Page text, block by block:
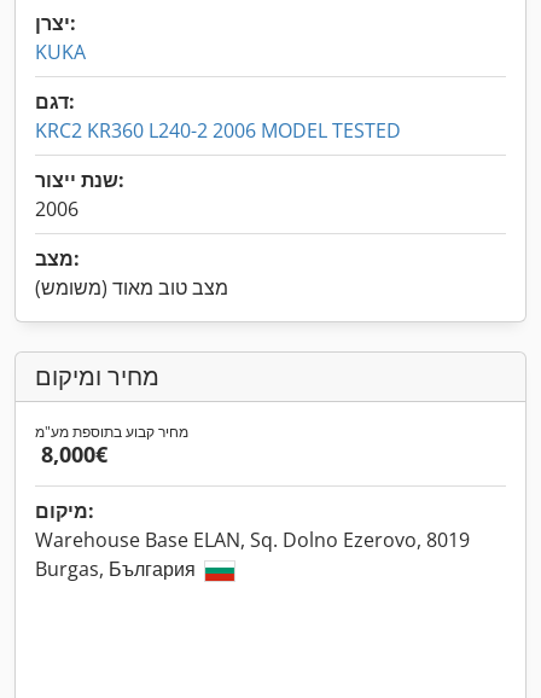
יצרן:
KUKA
דגם:
KRC2 KR360 L240-2 2006 MODEL TESTED
שנת ייצור:
2006
מצב:
מצב טוב מאוד (משומש)
מחיר ומיקום
מחיר קבוע בתוספת מע"מ
‏8,000 ‏€
מיקום:
Warehouse Base ELAN, Sq. Dolno Ezerovo, 8019
Burgas, България